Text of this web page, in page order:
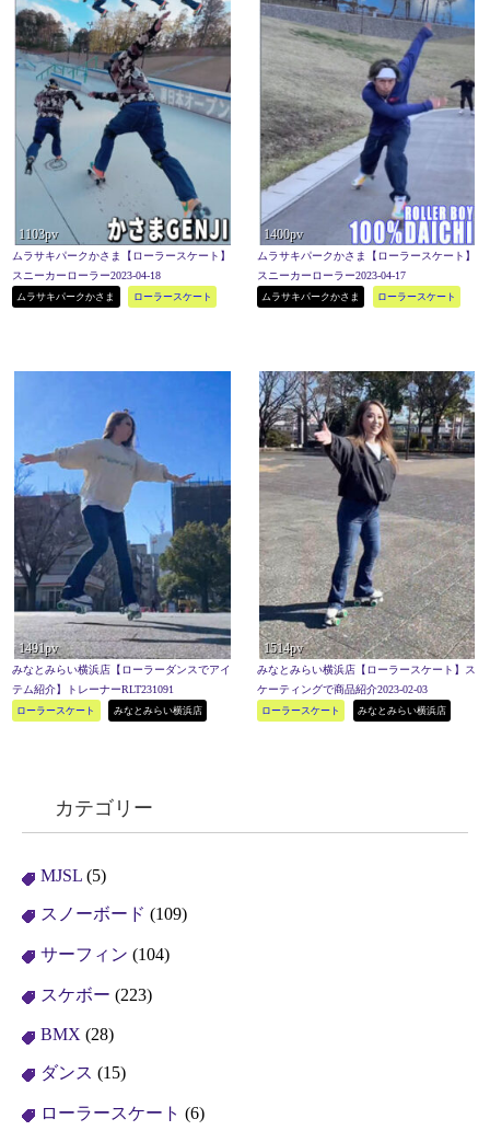
1103pv
ムラサキパークかさま【ローラースケート】
スニーカーローラー2023-04-18
ムラサキパークかさま ローラースケート
1400pv
ムラサキパークかさま【ローラースケート】
スニーカーローラー2023-04-17
ムラサキパークかさま ローラースケート
1491pv
みなとみらい横浜店【ローラーダンスでアイ
テム紹介】トレーナーRLT231091
ローラースケート みなとみらい横浜店
1514pv
みなとみらい横浜店【ローラースケート】ス
ケーティングで商品紹介2023-02-03
ローラースケート みなとみらい横浜店
カテゴリー
MJSL (5)
スノーボード (109)
サーフィン (104)
スケボー (223)
BMX (28)
ダンス (15)
ローラースケート (6)